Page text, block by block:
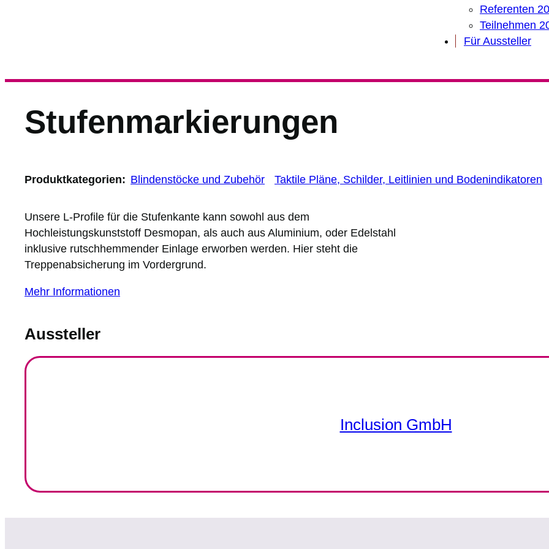
Referenten
Teilnehmen
Für Aussteller
Stufenmarkierungen
Produktkategorien: Blindenstöcke und Zubehör Taktile Pläne, Schilder, Leitlinien und Bodenindikatoren
Unsere L-Profile für die Stufenkante kann sowohl aus dem
Hochleistungskunststoff Desmopan, als auch aus Aluminium, oder Edelstahl
inklusive rutschhemmender Einlage erworben werden. Hier steht die
Treppenabsicherung im Vordergrund.
Mehr Informationen
Aussteller
Inclusion GmbH